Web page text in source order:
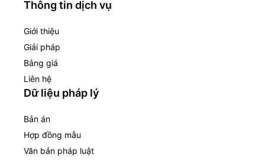
Thông tin dịch vụ
Giới thiệu
Giải pháp
Bảng giá
Liên hệ
Dữ liệu pháp lý
Bản án
Hợp đồng mẫu
Văn bản pháp luật